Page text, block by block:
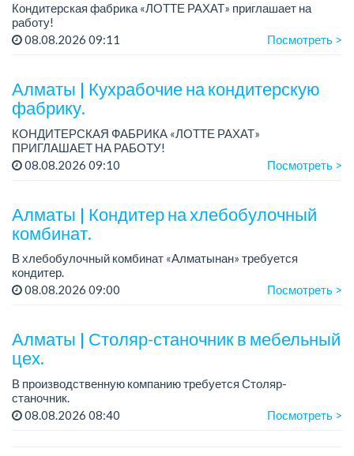
Кондитерская фабрика «ЛОТТЕ РАХАТ» приглашает на
работу!
Зарплата: от 293 099 до 390 328 тенге.
08.08.2026 09:11 Посмотреть >
Алматы | Кухрабочие на кондитерскую
фабрику.
КОНДИТЕРСКАЯ ФАБРИКА «ЛОТТЕ РАХАТ»
ПРИГЛАШАЕТ НА РАБОТУ!
Зарплата: от 120 000 до 180 000 тенге.
08.08.2026 09:10 Посмотреть >
Алматы | Кондитер на хлебобулочный
комбинат.
В хлебобулочный комбинат «Алматынан» требуется
кондитер.
Зарплата: 200 000 тенге на руки.
График работы: 4/3, с 09.00 до 18.00. Дополнительный
08.08.2026 09:00 Посмотреть >
Алматы | Столяр-станочник в мебельный
цех.
В производственную компанию требуется Столяр-
станочник.
График работы: 5/2, с 08.00 до 18.00.
08.08.2026 08:40 Посмотреть >